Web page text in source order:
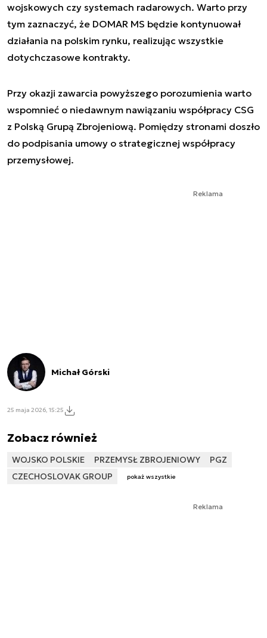
wojskowych czy systemach radarowych. Warto przy
tym zaznaczyć, że DOMAR MS będzie kontynuował
działania na polskim rynku, realizując wszystkie
dotychczasowe kontrakty.
Przy okazji zawarcia powyższego porozumienia warto
wspomnieć o niedawnym nawiązaniu współpracy CSG
z Polską Grupą Zbrojeniową. Pomiędzy stronami doszło
do podpisania umowy o strategicznej współpracy
przemysłowej.
Reklama
Michał Górski
25 maja 2026, 15:25
Zobacz również
WOJSKO POLSKIE PRZEMYSŁ ZBROJENIOWY
PGZ
CZECHOSLOVAK GROUP
pokaż wszystkie
Reklama